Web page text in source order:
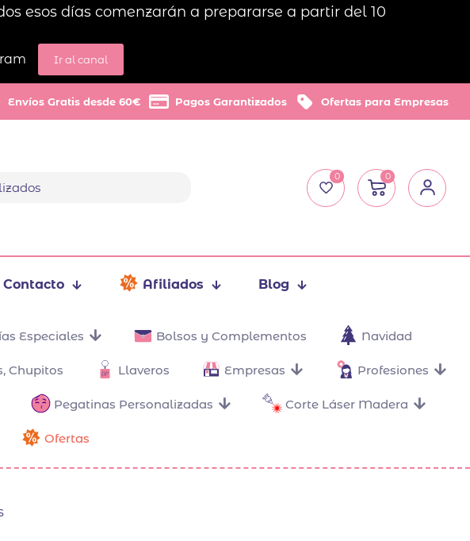
esos días comenzarán a prepararse a partir del 10
Ir al canal
Envíos Gratis desde 60€ Pagos Garantizados Ofertas para Empresas
0 0
Contacto Afiliados Blog
Especiales Bolsos y Complementos Navidad
Chupitos Llaveros Empresas Profesiones
Pegatinas Personalizadas Corte Láser Madera
Ofertas